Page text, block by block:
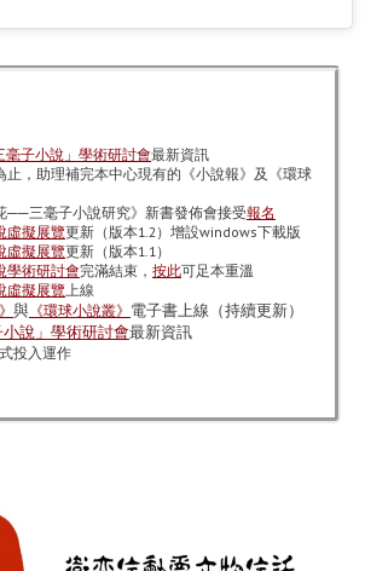
毫子小說」學術研討會最新資訊
，助理補完本中心現有的《小說報》及《環球
──三毫子小說研究》新書發佈會接受報名
虛擬展覽更新（版本1.2）增設windows下載版
虛擬展覽更新（版本1.1）
學術研討會完滿結束， 按此可足本重溫
虛擬展覽 上線
與 《環球小說叢》 電子書上線（持續更新）
小說」學術研討會最新資訊
投入運作